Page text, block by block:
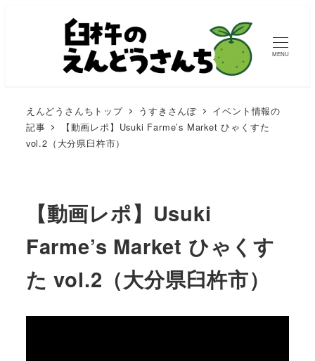
MENU
えんどうさんちトップ うすきさんぽ
イベント情報の
記事
【動画レポ】Usuki Farme’s Market ひゃくすた
vol.2（大分県臼杵市）
【動画レポ】Usuki
Farme’s Market ひゃくす
た vol.2（大分県臼杵市）